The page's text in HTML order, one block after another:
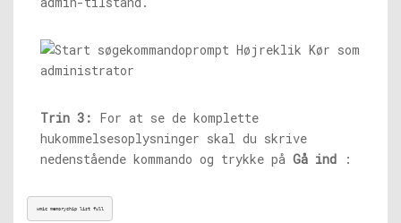
Trin 3: For at se de komplette
hukommelsesoplysninger skal du skrive
nedenstående kommando og trykke på Gå ind :
wmic memorychip list full